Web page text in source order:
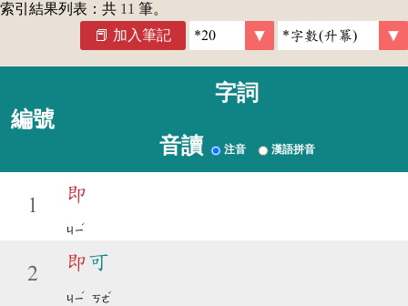
索引結果列表：共 11 筆。
加入筆記
編號
字詞
音讀 注音 漢語拼音
1
即
ㄐㄧ
ˊ
2
即可
ㄐㄧ
ˊ
ㄎㄜ
ˇ